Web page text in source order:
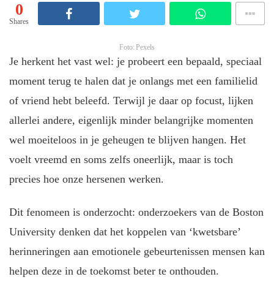
0
Shares
Foto: Pexels
Je herkent het vast wel: je probeert een bepaald, speciaal
moment terug te halen dat je onlangs met een familielid
of vriend hebt beleefd. Terwijl je daar op focust, lijken
allerlei andere, eigenlijk minder belangrijke momenten
wel moeiteloos in je geheugen te blijven hangen. Het
voelt vreemd en soms zelfs oneerlijk, maar is toch
precies hoe onze hersenen werken.
Dit fenomeen is onderzocht: onderzoekers van de Boston
University denken dat het koppelen van ‘kwetsbare’
herinneringen aan emotionele gebeurtenissen mensen kan
helpen deze in de toekomst beter te onthouden.